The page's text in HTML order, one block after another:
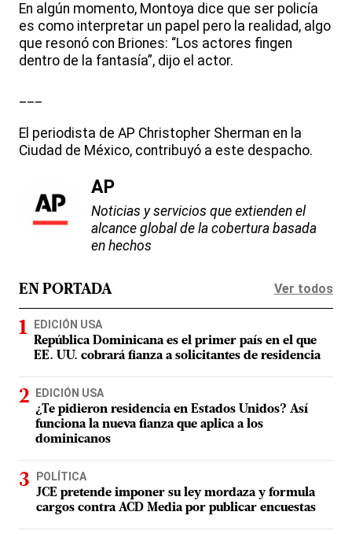
En algún momento, Montoya dice que ser policía
es como interpretar un papel pero la realidad, algo
que resonó con Briones: “Los actores fingen
dentro de la fantasía”, dijo el actor.
___
El periodista de AP Christopher Sherman en la
Ciudad de México, contribuyó a este despacho.
AP
Noticias y servicios que extienden el
alcance global de la cobertura basada
en hechos
EN PORTADA Ver todos
EDICIÓN USA
República Dominicana es el primer país en el que
EE. UU. cobrará fianza a solicitantes de residencia
EDICIÓN USA
¿Te pidieron residencia en Estados Unidos? Así
funciona la nueva fianza que aplica a los
dominicanos
POLÍTICA
JCE pretende imponer su ley mordaza y formula
cargos contra ACD Media por publicar encuestas